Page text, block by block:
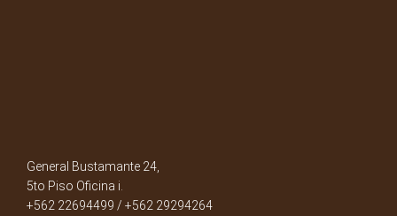
General Bustamante 24,
5to Piso Oficina i.
+562 22694499 / +562 29294264